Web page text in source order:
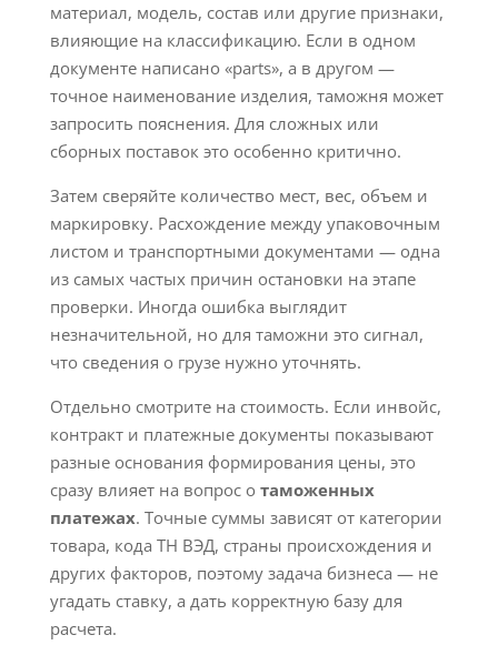
материал, модель, состав или другие признаки,
влияющие на классификацию. Если в одном
документе написано «parts», а в другом —
точное наименование изделия, таможня может
запросить пояснения. Для сложных или
сборных поставок это особенно критично.
Затем сверяйте количество мест, вес, объем и
маркировку. Расхождение между упаковочным
листом и транспортными документами — одна
из самых частых причин остановки на этапе
проверки. Иногда ошибка выглядит
незначительной, но для таможни это сигнал,
что сведения о грузе нужно уточнять.
Отдельно смотрите на стоимость. Если инвойс,
контракт и платежные документы показывают
разные основания формирования цены, это
сразу влияет на вопрос о таможенных
платежах. Точные суммы зависят от категории
товара, кода ТН ВЭД, страны происхождения и
других факторов, поэтому задача бизнеса — не
угадать ставку, а дать корректную базу для
расчета.